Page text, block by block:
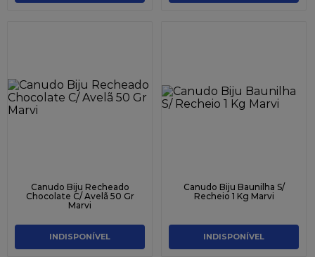
Canudo Biju Recheado
Chocolate C/ Avelã 50 Gr
Marvi
INDISPONÍVEL
Canudo Biju Baunilha S/
Recheio 1 Kg Marvi
INDISPONÍVEL